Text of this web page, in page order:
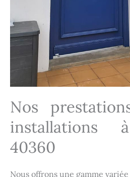
Nos
installations
40360
Nous offrons une gamme